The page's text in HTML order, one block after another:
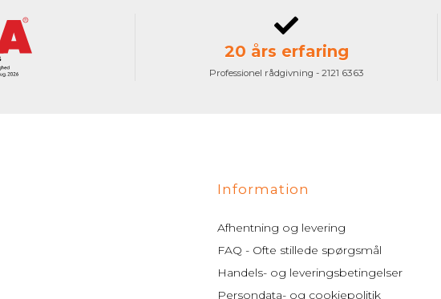
20 års erfaring
Professionel rådgivning - 2121 6363
Information
Afhentning og levering
FAQ - Ofte stillede spørgsmål
Handels- og leveringsbetingelser
Persondata- og cookiepolitik